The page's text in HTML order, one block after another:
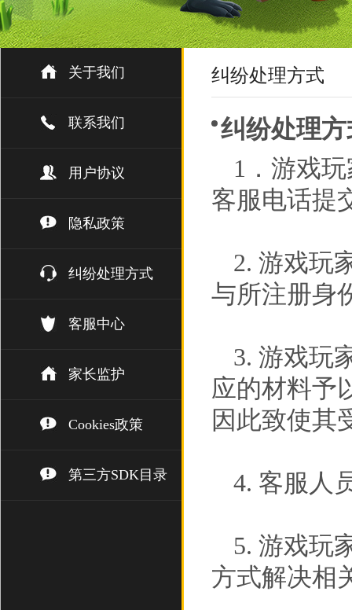
关于我们
联系我们
用户协议
隐私政策
纠纷处理方式
客服中心
家长监护
Cookies政策
第三方SDK目录
纠纷处理方式
纠纷处理
1．游戏
客服电话提
2. 游戏玩
与所注册身
3. 游戏玩
应的材料予
因此致使其
4. 客服人
5. 游戏玩
方式解决相